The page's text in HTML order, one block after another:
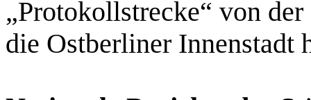
„Protokollstrecke“ von
die Ostberliner Innenstadt